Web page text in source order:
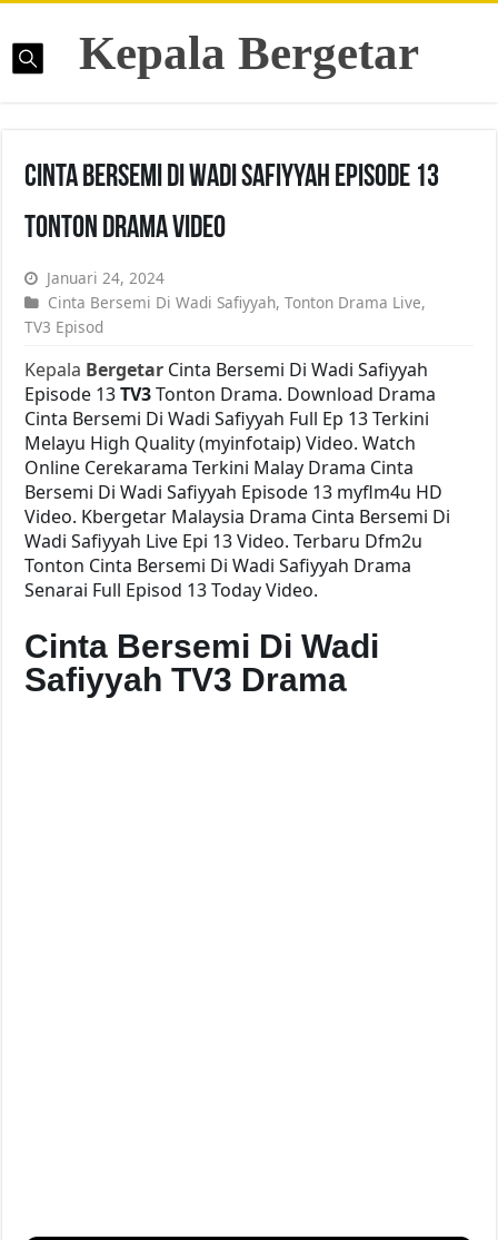
Kepala Bergetar
Cinta Bersemi Di Wadi Safiyyah Episode 13
Tonton Drama Video
Januari 24, 2024
Cinta Bersemi Di Wadi Safiyyah,Tonton Drama Live,
TV3 Episod
Kepala Bergetar Cinta Bersemi Di Wadi Safiyyah
Episode 13TV3Tonton Drama. Download Drama
Cinta Bersemi Di Wadi Safiyyah Full Ep 13 Terkini
Melayu High Quality (myinfotaip) Video. Watch
Online Cerekarama Terkini Malay Drama Cinta
Bersemi Di Wadi Safiyyah Episode 13 myflm4u HD
Video. Kbergetar Malaysia Drama Cinta Bersemi Di
Wadi Safiyyah Live Epi 13 Video. Terbaru Dfm2u
Tonton Cinta Bersemi Di Wadi Safiyyah Drama
Senarai Full Episod 13 Today Video.
Cinta Bersemi Di Wadi
Safiyyah TV3 Drama